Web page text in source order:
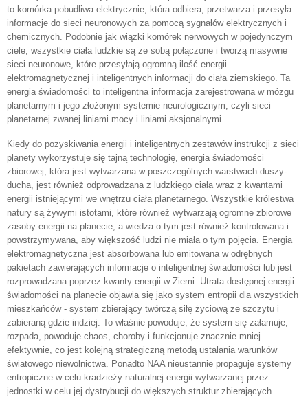
to komórka pobudliwa elektrycznie, która odbiera, przetwarza i przesyła
informacje do sieci neuronowych za pomocą sygnałów elektrycznych i
chemicznych. Podobnie jak wiązki komórek nerwowych w pojedynczym
ciele, wszystkie ciała ludzkie są ze sobą połączone i tworzą masywne
sieci neuronowe, które przesyłają ogromną ilość energii
elektromagnetycznej i inteligentnych informacji do ciała ziemskiego. Ta
energia świadomości to inteligentna informacja zarejestrowana w mózgu
planetarnym i jego złożonym systemie neurologicznym, czyli sieci
planetarnej zwanej liniami mocy i liniami aksjonalnymi.
Kiedy do pozyskiwania energii i inteligentnych zestawów instrukcji z sieci
planety wykorzystuje się tajną technologię, energia świadomości
zbiorowej, która jest wytwarzana w poszczególnych warstwach duszy-
ducha, jest również odprowadzana z ludzkiego ciała wraz z kwantami
energii istniejącymi we wnętrzu ciała planetarnego. Wszystkie królestwa
natury są żywymi istotami, które również wytwarzają ogromne zbiorowe
zasoby energii na planecie, a wiedza o tym jest również kontrolowana i
powstrzymywana, aby większość ludzi nie miała o tym pojęcia. Energia
elektromagnetyczna jest absorbowana lub emitowana w odrębnych
pakietach zawierających informacje o inteligentnej świadomości lub jest
rozprowadzana poprzez kwanty energii w Ziemi. Utrata dostępnej energii
świadomości na planecie objawia się jako system entropii dla wszystkich
mieszkańców - system zbierający twórczą siłę życiową ze szczytu i
zabieraną gdzie indziej. To właśnie powoduje, że system się załamuje,
rozpada, powoduje chaos, choroby i funkcjonuje znacznie mniej
efektywnie, co jest kolejną strategiczną metodą ustalania warunków
światowego niewolnictwa. Ponadto NAA nieustannie propaguje systemy
entropiczne w celu kradzieży naturalnej energii wytwarzanej przez
jednostki w celu jej dystrybucji do większych struktur zbierających.